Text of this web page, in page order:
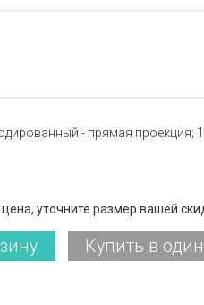
- прямая проекция;
уточните размер вашей
Купить в